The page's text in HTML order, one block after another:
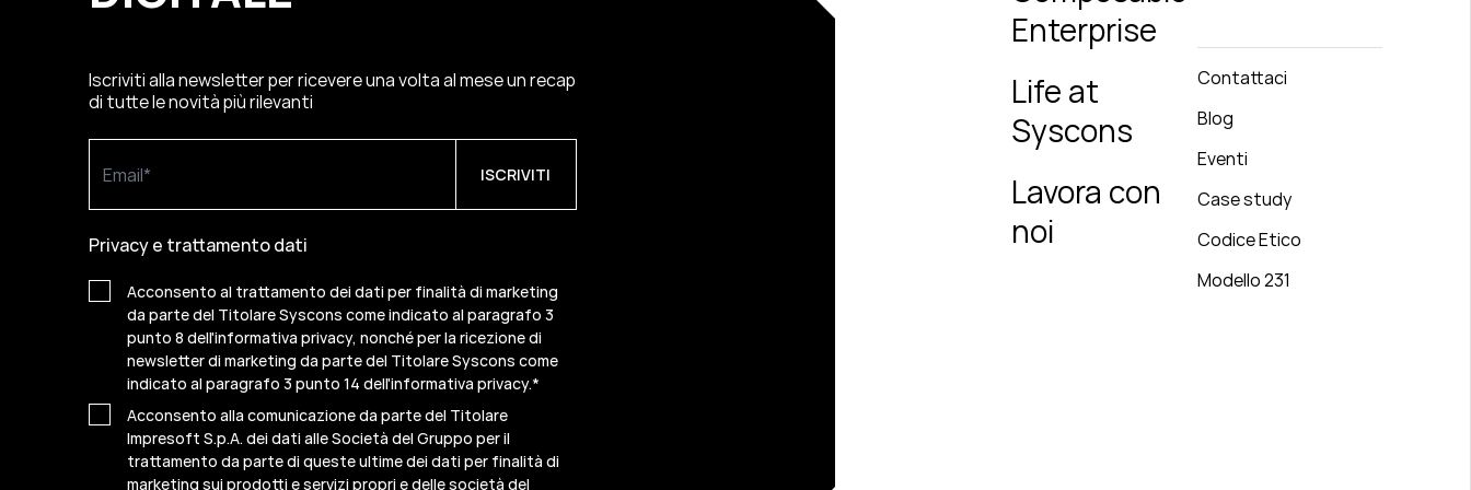
Iscriviti alla newsletter per ricevere una volta al mese un recap
di tutte le novità più rilevanti
Privacy e trattamento dati
Acconsento al trattamento dei dati per finalità di marketing
da parte del Titolare Syscons come indicato al paragrafo 3
punto 8 dell'informativa privacy, nonché per la ricezione di
newsletter di marketing da parte del Titolare Syscons come
indicato al paragrafo 3 punto 14 dell'informativa privacy.*
Acconsento alla comunicazione da parte del Titolare
Impresoft S.p.A. dei dati alle Società del Gruppo per il
trattamento da parte di queste ultime dei dati per finalità di
marketing sui prodotti e servizi propri e delle società del
Enterprise
Life at
Syscons
Lavora con
noi
Contattaci
Blog
Eventi
Case study
Codice Etico
Modello 231